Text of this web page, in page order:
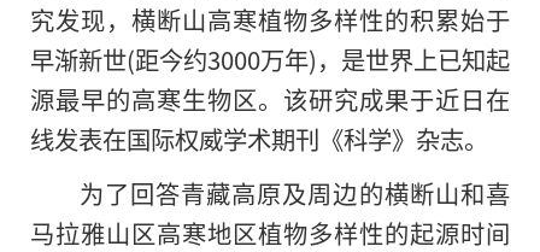
究发现，横断山高寒植物多样性的积累始于
早渐新世(距今约3000万年)，是世界上已知起
源最早的高寒生物区。该研究成果于近日在
线发表在国际权威学术期刊《科学》杂志。
为了回答青藏高原及周边的横断山和喜
马拉雅山区高寒地区植物多样性的起源时间